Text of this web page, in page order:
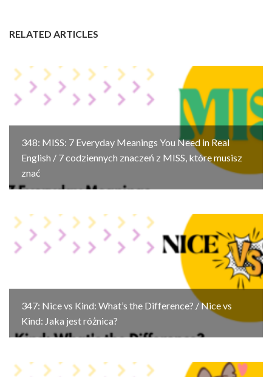
RELATED ARTICLES
348: MISS: 7 Everyday Meanings You Need in Real
English / 7 codziennych znaczeń z MISS, które musisz
znać
347: Nice vs Kind: What’s the Difference? / Nice vs
Kind: Jaka jest różnica?